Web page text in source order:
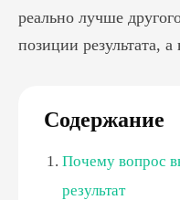
реально лучше
позиции результата,
Содержание
Почему вопрос
результат